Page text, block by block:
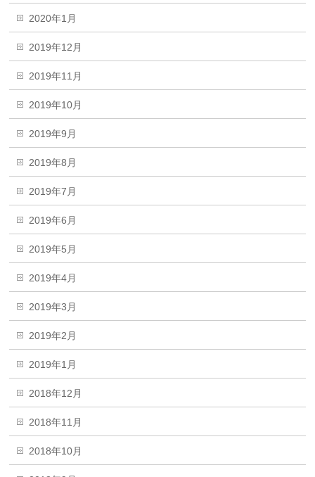
2020年1月
2019年12月
2019年11月
2019年10月
2019年9月
2019年8月
2019年7月
2019年6月
2019年5月
2019年4月
2019年3月
2019年2月
2019年1月
2018年12月
2018年11月
2018年10月